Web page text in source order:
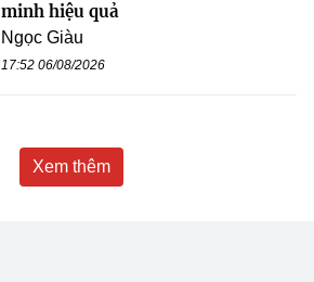
minh hiệu quả
Ngọc Giàu
17:52 06/08/2026
Xem thêm